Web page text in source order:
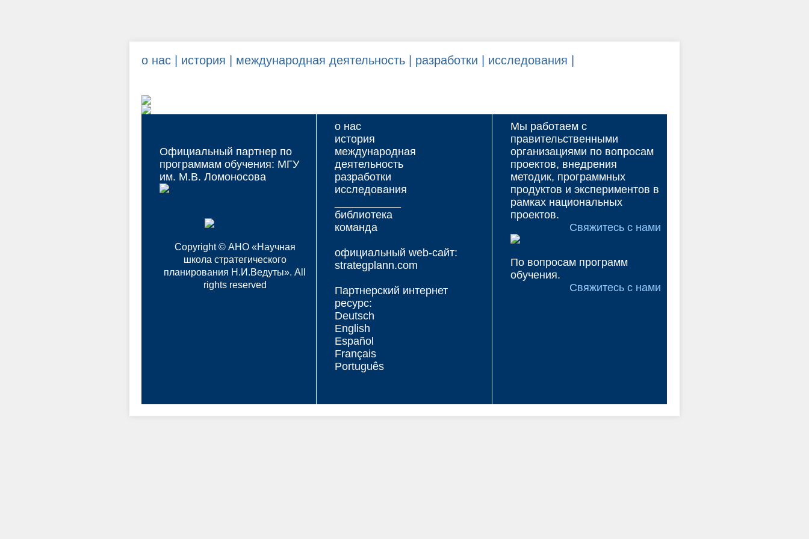
о нас | история | международная деятельность | разработки | исследования |
Официальный партнер по
программам обучения: МГУ
им. М.В. Ломоносова
Copyright © АНО «Научная
школа стратегического
планирования Н.И.Ведуты». All
rights reserved
о нас
история
международная
деятельность
разработки
исследования
библиотека
команда
официальный web-сайт:
strategplann.com
Партнерский интернет
ресурс:
Deutsch
English
Español
Français
Português
Мы работаем с
правительственными
организациями по вопросам
проектов, внедрения
методик, программных
продуктов и экспериментов в
рамках национальных
проектов.
Свяжитесь с нами
По вопросам программ
обучения.
Свяжитесь с нами